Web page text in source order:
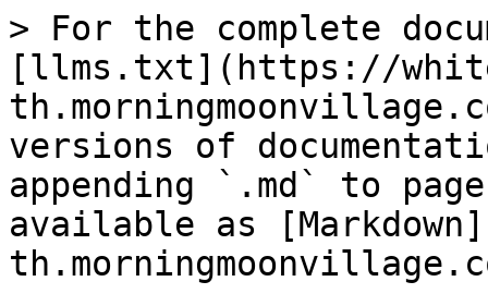
> For the complete
[llms.txt](https://
versions of
appending `.md` to
available as